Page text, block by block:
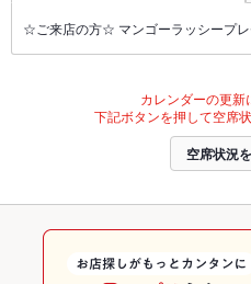
☆ご来店の方☆ マンゴーラッシープレ
カレンダーの更新
下記ボタンを押して空席
空席状況